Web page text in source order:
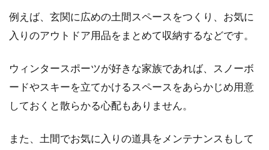
住宅の外壁におすすめの外壁材と
る方は多いでしょう。印象を一番に左右する外
壁だから...
例えば、玄関に広めの土間スペースをつくり、お気に
入りのアウトドア用品をまとめて収納するなどです。
ウィンタースポーツが好きな家族であれば、スノーボ
ードやスキーを立てかけるスペースをあらかじめ用意
しておくと散らかる心配もありません。
また、土間でお気に入りの道具をメンテナンスもして